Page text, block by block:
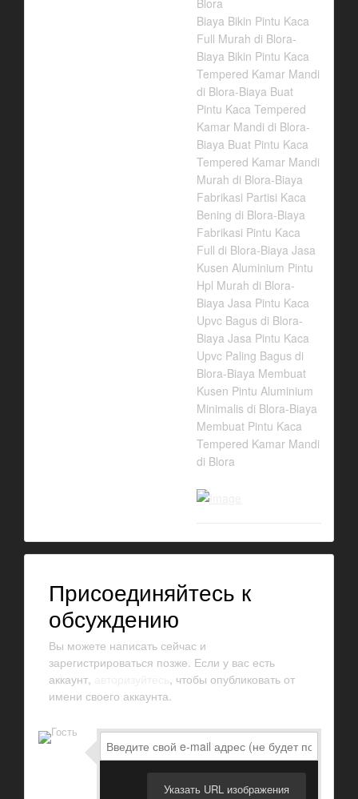
Blora
Biaya Bikin Pintu Kaca
Full Murah di Blora-
Biaya Bikin Pintu Kaca
Tempered Kamar Mandi
di Blora-Biaya Buat
Pintu Kaca Tempered
Kamar Mandi di Blora-
Biaya Buat Pintu Kaca
Tempered Kamar Mandi
Murah di Blora-Biaya
Fabrikasi Partisi Kaca
Bening di Blora-Biaya
Fabrikasi Pintu Kaca
Full di Blora-Biaya Jasa
Kusen Aluminium Pintu
Hpl Murah di Blora-
Biaya Jasa Pintu Kaca
Upvc Bagus di Blora-
Biaya Jasa Pintu Kaca
Upvc Paling Bagus di
Blora-Biaya Membuat
Kusen Pintu Aluminium
Minimalis di Blora-Biaya
Membuat Pintu Kaca
Tempered Kamar Mandi
di Blora
Присоединяйтесь к
обсуждению
Вы можете написать сейчас и
зарегистрироваться позже. Если у вас есть
аккаунт,
, чтобы опубликовать от
имени своего аккаунта.
Указать URL изображения